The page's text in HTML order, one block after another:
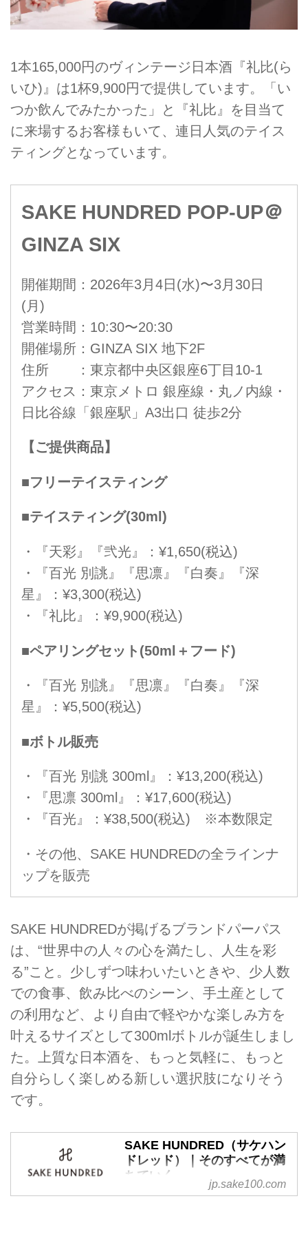
1本165,000円のヴィンテージ日本酒『礼比(ら
いひ)』は1杯9,900円で提供しています。「い
つか飲んでみたかった」と『礼比』を目当て
に来場するお客様もいて、連日人気のテイス
ティングとなっています。
SAKE HUNDRED POP-UP＠
GINZA SIX
開催期間：2026年3月4日(水)〜3月30日
(月)
営業時間：10:30〜20:30
開催場所：GINZA SIX 地下2F
住所 ：東京都中央区銀座6丁目10-1
アクセス：東京メトロ 銀座線・丸ノ内線・
日比谷線「銀座駅」A3出口 徒歩2分
【ご提供商品】
■フリーテイスティング
■テイスティング(30ml)
・『天彩』『弐光』：¥1,650(税込)
・『百光 別誂』『思凛』『白奏』『深
星』：¥3,300(税込)
・『礼比』：¥9,900(税込)
■ペアリングセット(50ml＋フード)
・『百光 別誂』『思凛』『白奏』『深
星』：¥5,500(税込)
■ボトル販売
・『百光 別誂 300ml』：¥13,200(税込)
・『思凛 300ml』：¥17,600(税込)
・『百光』：¥38,500(税込) ※本数限定
・その他、SAKE HUNDREDの全ラインナ
ップを販売
SAKE HUNDREDが掲げるブランドパーパス
は、“世界中の人々の心を満たし、人生を彩
る”こと。少しずつ味わいたいときや、少人数
での食事、飲み比べのシーン、手土産として
の利用など、より自由で軽やかな楽しみ方を
叶えるサイズとして300mlボトルが誕生しまし
た。上質な日本酒を、もっと気軽に、もっと
自分らしく楽しめる新しい選択肢になりそう
です。
SAKE HUNDRED（サケハン
ドレッド）｜そのすべてが満
ちていく。
日本酒ブランド「SAKE
jp.sake100.com